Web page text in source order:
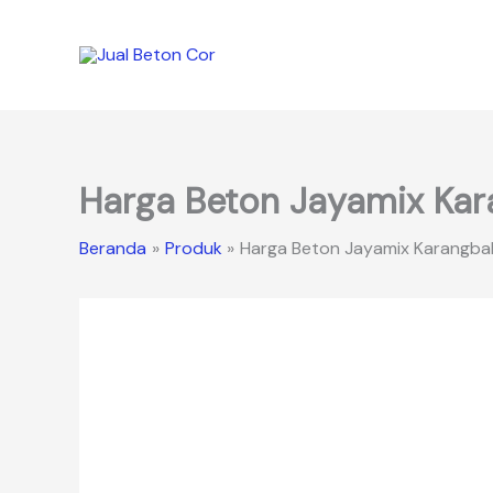
Harga Beton Jayamix
Beranda Produk Harga Beton Jayamix